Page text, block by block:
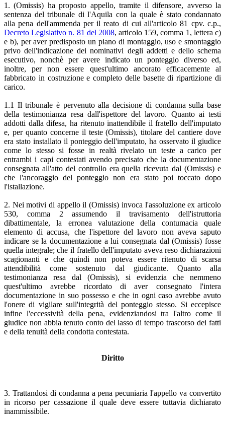
1. (Omissis) ha proposto appello, tramite il difensore, avverso la
sentenza del tribunale di l'Aquila con la quale è stato condannato
alla pena dell'ammenda per il reato di cui all'articolo 81 cpv. c.p.,
Decreto Legislativo n. 81 del 2008, articolo 159, comma 1, lettera c)
e b), per aver predisposto un piano di montaggio, uso e smontaggio
privo dell'indicazione dei nominativi degli addetti e dello schema
esecutivo, nonchè per avere indicato un ponteggio diverso ed,
inoltre, per non essere quest'ultimo ancorato efficacemente al
fabbricato in costruzione e completo delle basette di ripartizione di
carico.
1.1 Il tribunale è pervenuto alla decisione di condanna sulla base
della testimonianza resa dall'ispettore del lavoro. Quanto ai testi
addotti dalla difesa, ha ritenuto inattendibile il fratello dell'imputato
e, per quanto concerne il teste (Omissis), titolare del cantiere dove
era stato installato il ponteggio dell'imputato, ha osservato il giudice
come lo stesso si fosse in realtà rivelato un teste a carico per
entrambi i capi contestati avendo precisato che la documentazione
consegnata all'atto del controllo era quella ricevuta dal (Omissis) e
che l'ancoraggio del ponteggio non era stato poi toccato dopo
l'istallazione.
2. Nei motivi di appello il (Omissis) invoca l'assoluzione ex articolo
530, comma 2 assumendo il travisamento dell'istruttoria
dibattimentale, la erronea valutazione della contumacia quale
elemento di accusa, che l'ispettore del lavoro non aveva saputo
indicare se la documentazione a lui consegnata dal (Omissis) fosse
quella integrale; che il fratello dell'imputato aveva reso dichiarazioni
scagionanti e che quindi non poteva essere ritenuto di scarsa
attendibilità come sostenuto dal giudicante. Quanto alla
testimonianza resa dal (Omissis), si evidenzia che nemmeno
quest'ultimo avrebbe ricordato di aver consegnato l'intera
documentazione in suo possesso e che in ogni caso avrebbe avuto
l'onere di vigilare sull'integrità del ponteggio stesso. Si eccepisce
infine l'eccessività della pena, evidenziandosi tra l'altro come il
giudice non abbia tenuto conto del lasso di tempo trascorso dei fatti
e della tenuità della condotta contestata.
Diritto
3. Trattandosi di condanna a pena pecuniaria l'appello va convertito
in ricorso per cassazione il quale deve essere tuttavia dichiarato
inammissibile.